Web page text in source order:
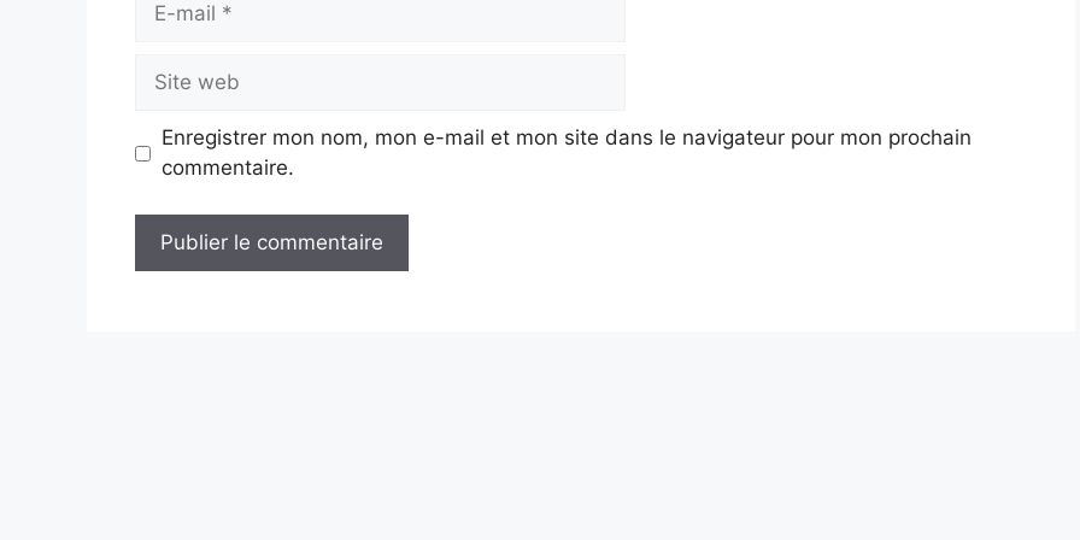
Site
web
Enregistrer mon nom, mon e-mail et mon site dans le navigateur pour mon prochain
commentaire.